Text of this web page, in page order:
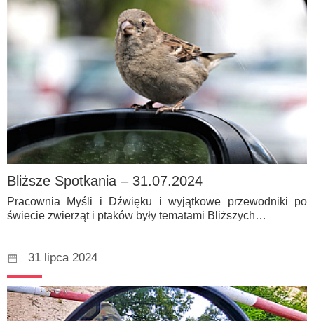
Bliższe Spotkania – 31.07.2024
Pracownia Myśli i Dźwięku i wyjątkowe przewodniki po
świecie zwierząt i ptaków były tematami Bliższych…
31 lipca 2024